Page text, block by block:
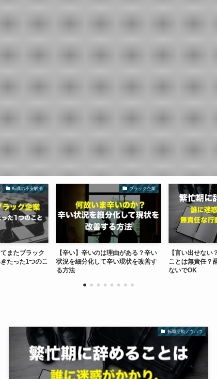
辛いのは理由がある？辛い
分化して辛い現状を改善す
転職活動ノウハウ
【言い出せない？】繁忙期に辞める
ことは無責任？辞める時期は気にし
【使
めす
転職活動ノウハウ